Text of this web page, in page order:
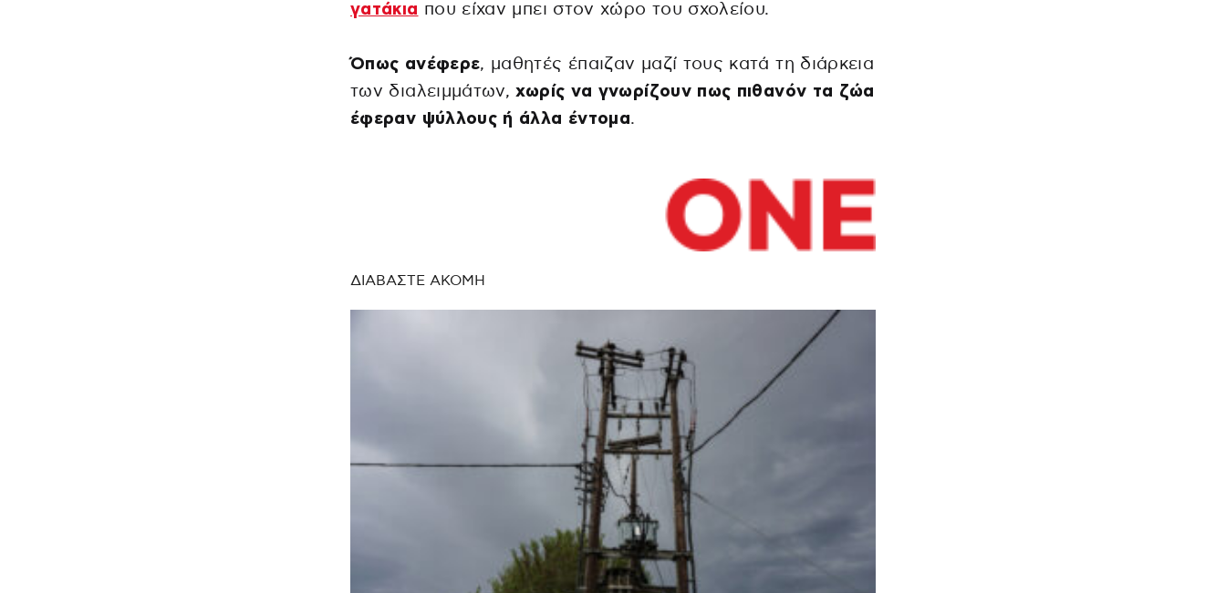
γατάκια που είχαν μπει στον χώρο του σχολείου.
Όπως ανέφερε, μαθητές έπαιζαν μαζί τους κατά τη διάρκεια
των διαλειμμάτων,χωρίς να γνωρίζουν πως πιθανόν τα ζώα
έφεραν ψύλλους ή άλλα έντομα.
ΔΙΑΒΑΣΤΕ ΑΚΟΜΗ